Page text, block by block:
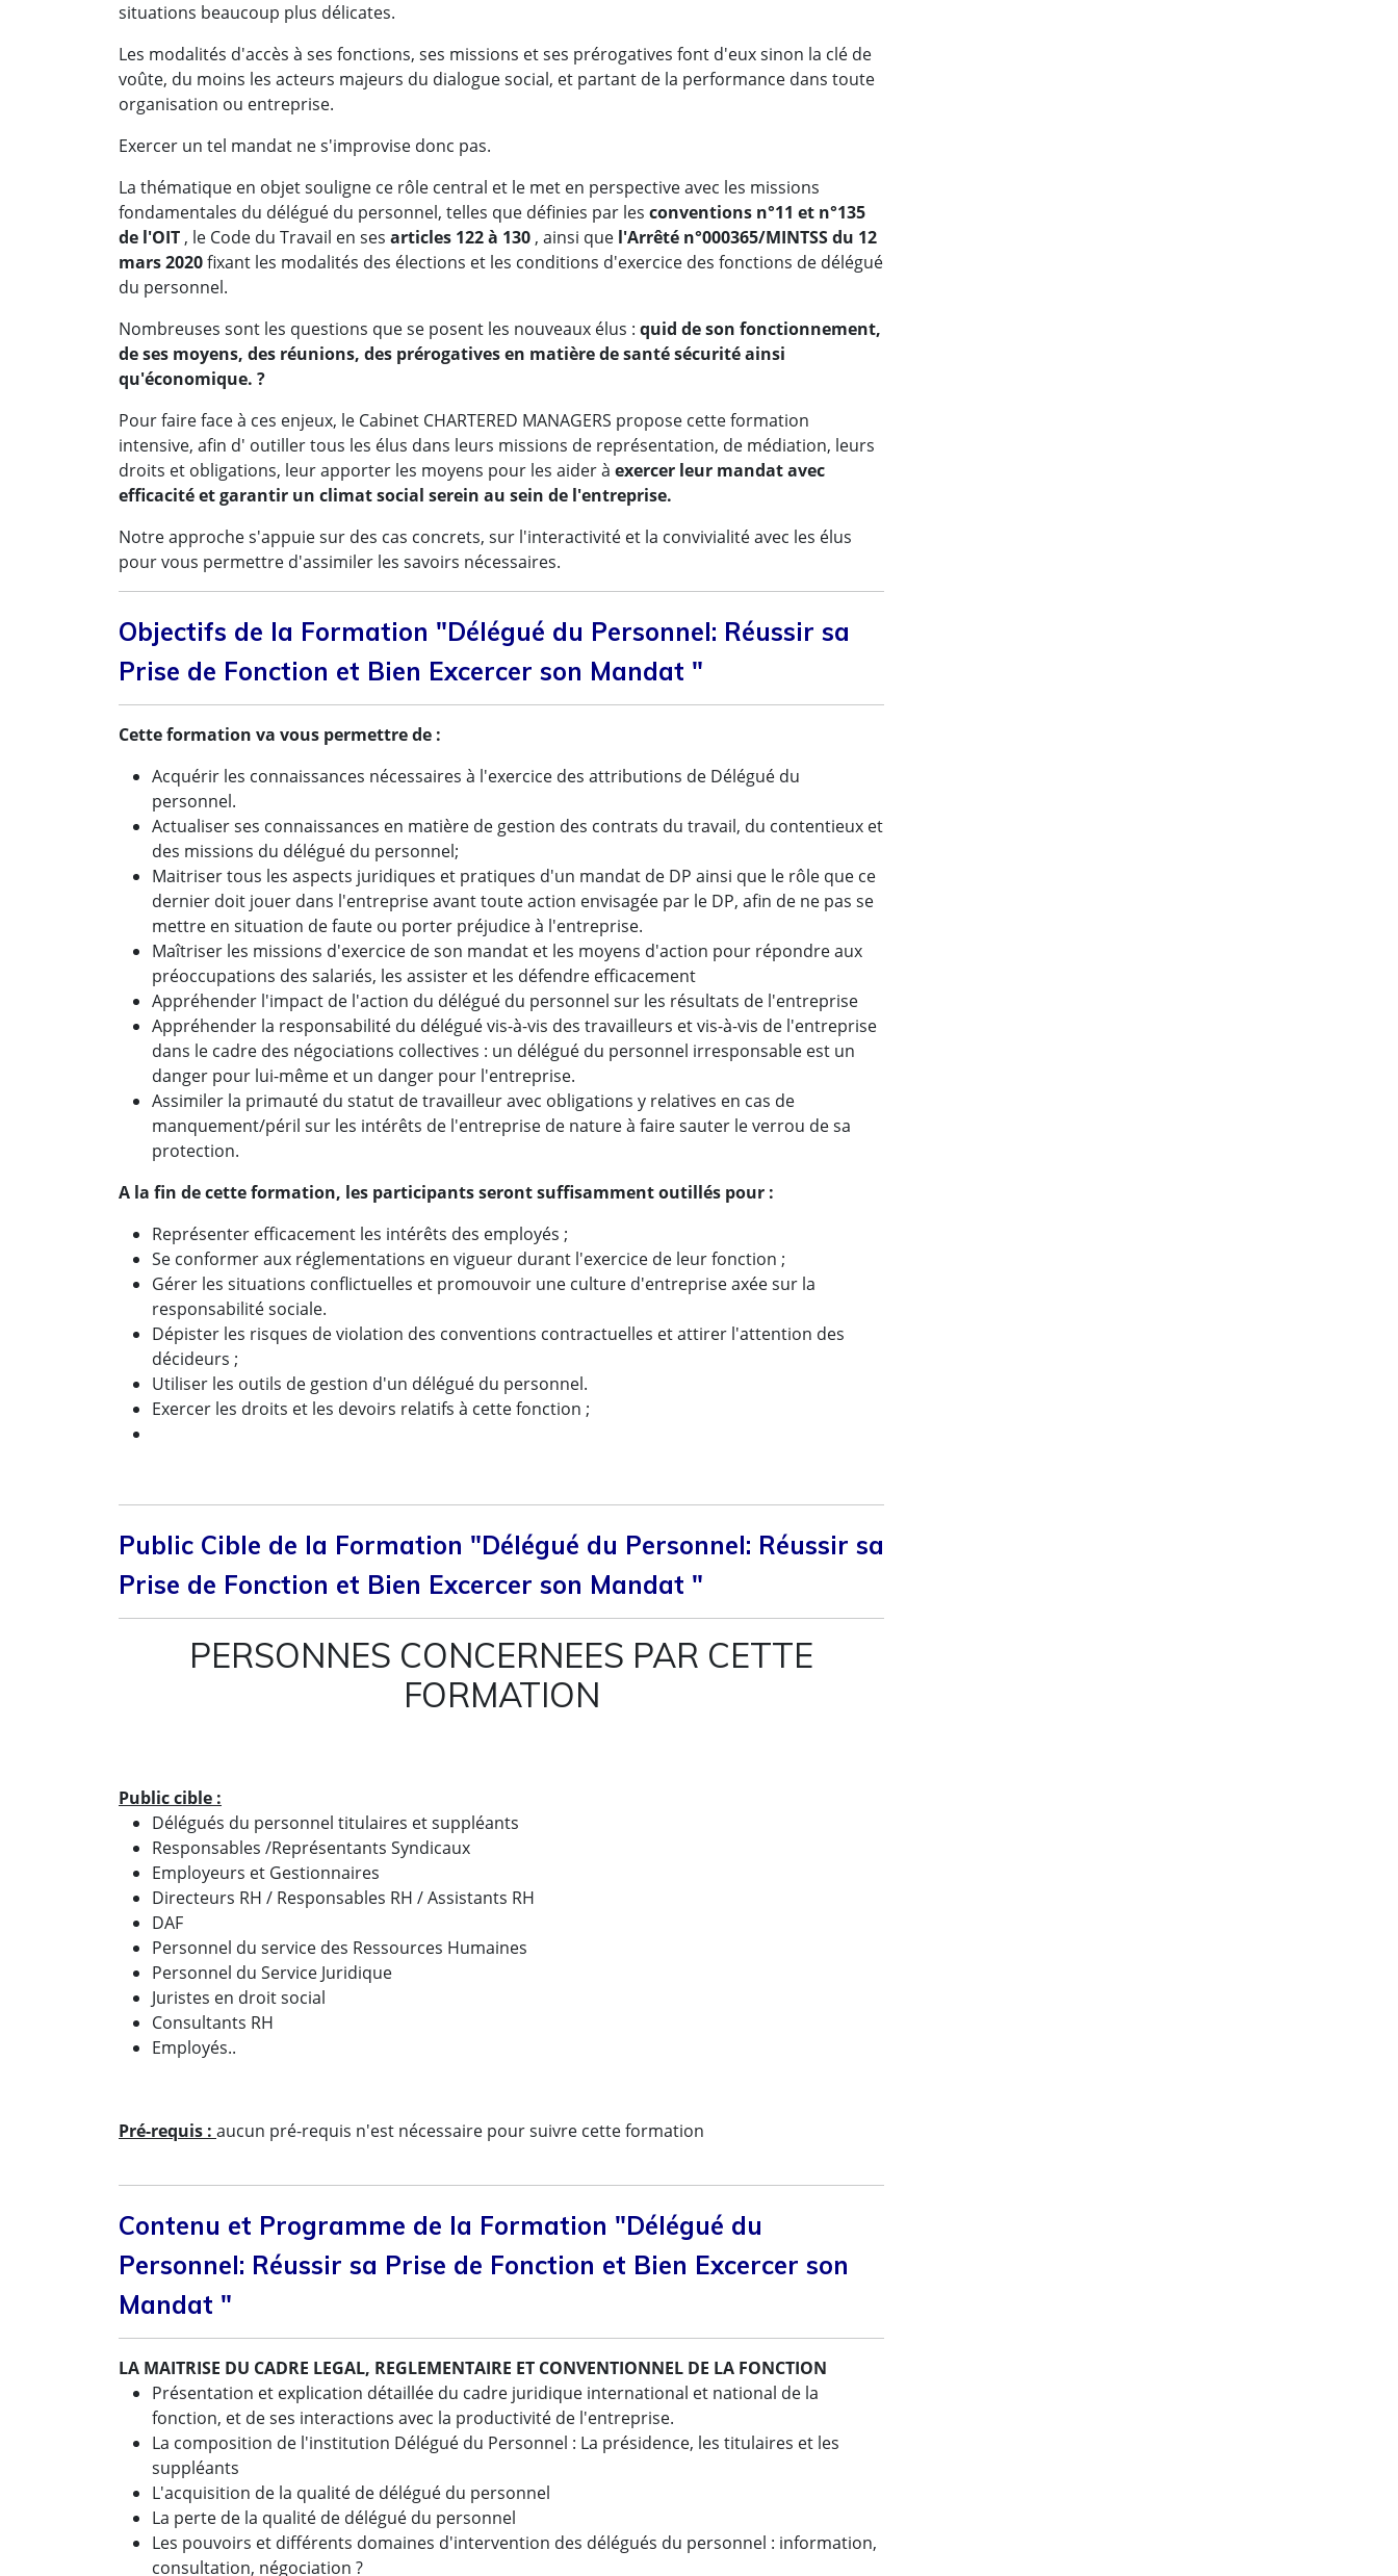
situations beaucoup plus délicates.
Les modalités d'accès à ses fonctions, ses missions et ses prérogatives font d'eux sinon la clé de
voûte, du moins les acteurs majeurs du dialogue social, et partant de la performance dans toute
organisation ou entreprise.
Exercer un tel mandat ne s'improvise donc pas.
La thématique en objet souligne ce rôle central et le met en perspective avec les missions
fondamentales du délégué du personnel, telles que définies par les conventions n°11 et n°135
de l'OIT , le Code du Travail en ses articles 122 à 130 , ainsi que l'Arrêté n°000365/MINTSS du 12
mars 2020fixant les modalités des élections et les conditions d'exercice des fonctions de délégué
du personnel.
Nombreuses sont les questions que se posent les nouveaux élus : quid de son fonctionnement,
de ses moyens, des réunions, des prérogatives en matière de santé sécurité ainsi
qu'économique. ?
Pour faire face à ces enjeux, le Cabinet CHARTERED MANAGERS propose cette formation
intensive, afin d' outiller tous les élus dans leurs missions de représentation, de médiation, leurs
droits et obligations, leur apporter les moyens pour les aider à exercer leur mandatavec
efficacitéet garantir un climat social serein au sein de l'entreprise.
Notre approche s'appuie sur des cas concrets, sur l'interactivité et la convivialité avec les élus
pour vous permettre d'assimiler les savoirs nécessaires.
Objectifs de la Formation "Délégué du Personnel: Réussir sa
Prise de Fonction et Bien Excercer son Mandat "
Cette formation va vous permettre de :
Acquérir les connaissances nécessaires à l'exercice des attributions de Délégué du
personnel.
Actualiser ses connaissances en matière de gestion des contrats du travail, du contentieux et
des missions du délégué du personnel;
Maitriser tous les aspects juridiques et pratiques d'un mandat de DP ainsi que le rôle que ce
dernier doit jouer dans l'entreprise avant toute action envisagée par le DP, afin de ne pas se
mettre en situation de faute ou porter préjudice à l'entreprise.
Maîtriser les missions d'exercice de son mandat et les moyens d'action pour répondre aux
préoccupations des salariés, les assister et les défendre efficacement
Appréhender l'impact de l'action du délégué du personnel sur les résultats de l'entreprise
Appréhender la responsabilité du délégué vis-à-vis des travailleurs et vis-à-vis de l'entreprise
dans le cadre des négociations collectives : un délégué du personnel irresponsable est un
danger pour lui-même et un danger pour l'entreprise.
Assimiler la primauté du statut de travailleur avec obligations y relatives en cas de
manquement/péril sur les intérêts de l'entreprise de nature à faire sauter le verrou de sa
protection.
A la fin de cette formation, les participants seront suffisamment outillés pour :
Représenter efficacement les intérêts des employés ;
Se conformer aux réglementations en vigueur durant l'exercice de leur fonction ;
Gérer les situations conflictuelles et promouvoir une culture d'entreprise axée sur la
responsabilité sociale.
Dépister les risques de violation des conventions contractuelles et attirer l'attention des
décideurs ;
Utiliser les outils de gestion d'un délégué du personnel.
Exercer les droits et les devoirs relatifs à cette fonction ;
Public Cible de la Formation "Délégué du Personnel: Réussir sa
Prise de Fonction et Bien Excercer son Mandat "
PERSONNES CONCERNEES PAR CETTE
FORMATION
Public cible :
Délégués du personnel titulaires et suppléants
Responsables /Représentants Syndicaux
Employeurs et Gestionnaires
Directeurs RH / Responsables RH / Assistants RH
DAF
Personnel du service des Ressources Humaines
Personnel du Service Juridique
Juristes en droit social
Consultants RH
Employés..
Pré-requis : aucun pré-requis n'est nécessaire pour suivre cette formation
Contenu et Programme de la Formation "Délégué du
Personnel: Réussir sa Prise de Fonction et Bien Excercer son
Mandat "
LA MAITRISE DU CADRE LEGAL, REGLEMENTAIRE ET CONVENTIONNEL DE LA FONCTION
Présentation et explication détaillée du cadre juridique international et national de la
fonction, et de ses interactions avec la productivité de l'entreprise.
La composition de l'institution Délégué du Personnel : La présidence, les titulaires et les
suppléants
L'acquisition de la qualité de délégué du personnel
La perte de la qualité de délégué du personnel
Les pouvoirs et différents domaines d'intervention des délégués du personnel : information,
consultation, négociation ?